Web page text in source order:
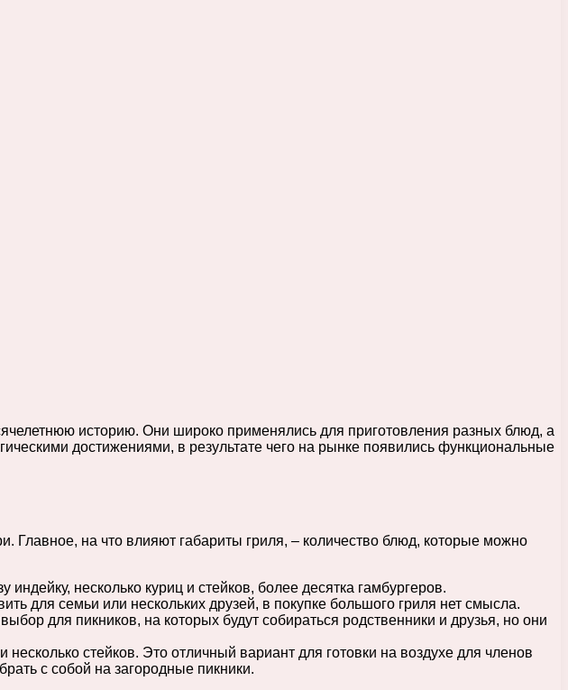
историю. Они широко применялись для приготовления разных блюд, а
достижениями, в результате чего на рынке появились функциональные
Главное, на что влияют габариты гриля, – количество блюд, которые можно
несколько куриц и стейков, более десятка гамбургеров.
для семьи или нескольких друзей, в покупке большого гриля нет смысла.
для пикников, на которых будут собираться родственники и друзья, но они
стейков. Это отличный вариант для готовки на воздухе для членов
с собой на загородные пикники.